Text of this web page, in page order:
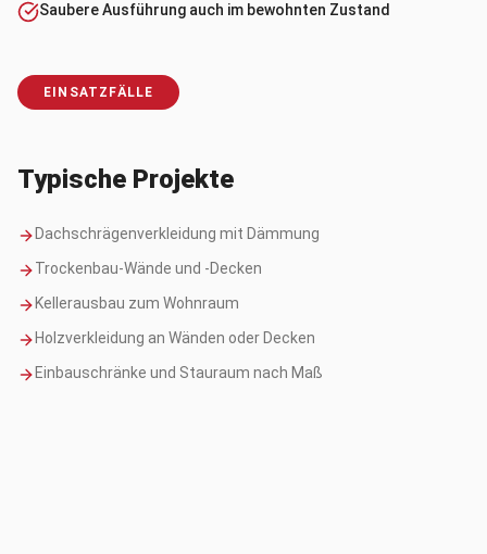
Saubere Ausführung auch im bewohnten Zustand
EINSATZFÄLLE
Typische Projekte
Dachschrägenverkleidung mit Dämmung
Trockenbau-Wände und -Decken
Kellerausbau zum Wohnraum
Holzverkleidung an Wänden oder Decken
Einbauschränke und Stauraum nach Maß